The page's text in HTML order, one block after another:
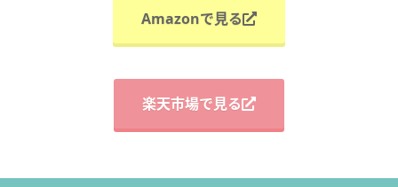
Amazonで見る
楽天市場で見る